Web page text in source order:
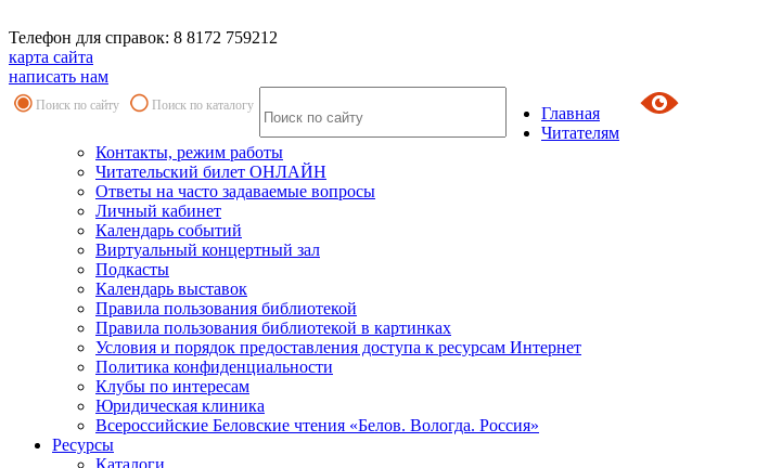
Телефон для справок: 8 8172 759212
карта сайта
написать нам
Поиск по сайту Поиск по каталогу
Главная
Читателям
Контакты, режим работы
Читательский билет ОНЛАЙН
Ответы на часто задаваемые вопросы
Личный кабинет
Календарь событий
Виртуальный концертный зал
Подкасты
Календарь выставок
Правила пользования библиотекой
Правила пользования библиотекой в картинках
Условия и порядок предоставления доступа к ресурсам Интернет
Политика конфиденциальности
Клубы по интересам
Юридическая клиника
Всероссийские Беловские чтения «Белов. Вологда. Россия»
Ресурсы
Каталоги